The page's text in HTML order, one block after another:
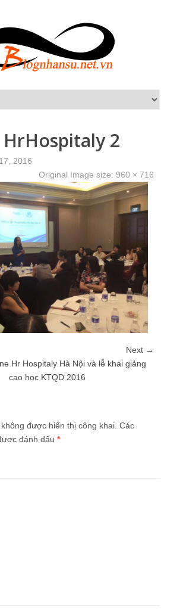
2
2016
Original Image size: 960 × 716
Next →
Hr Hospitaly Hà Nội và lễ khai giảng
cao học KTQD 2016
được hiển thị công khai. Các
đánh dấu *